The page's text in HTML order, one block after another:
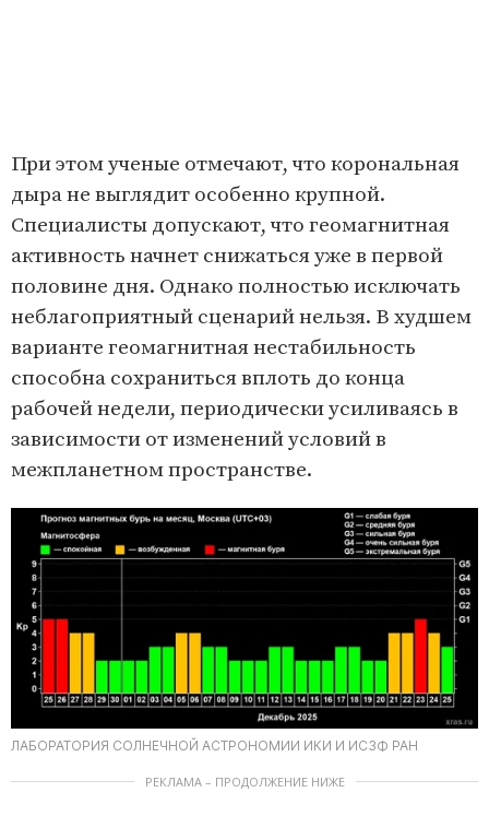
При этом ученые отмечают, что корональная
дыра не выглядит особенно крупной.
Специалисты допускают, что геомагнитная
активность начнет снижаться уже в первой
половине дня. Однако полностью исключать
неблагоприятный сценарий нельзя. В худшем
варианте геомагнитная нестабильность
способна сохраниться вплоть до конца
рабочей недели, периодически усиливаясь в
зависимости от изменений условий в
межпланетном пространстве.
ЛАБОРАТОРИЯ СОЛНЕЧНОЙ АСТРОНОМИИ ИКИ И ИСЗФ РАН
РЕКЛАМА – ПРОДОЛЖЕНИЕ НИЖЕ